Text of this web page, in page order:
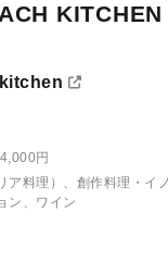
KITCHEN
円
ア料理）、創作料理・イ
ン、ワイン